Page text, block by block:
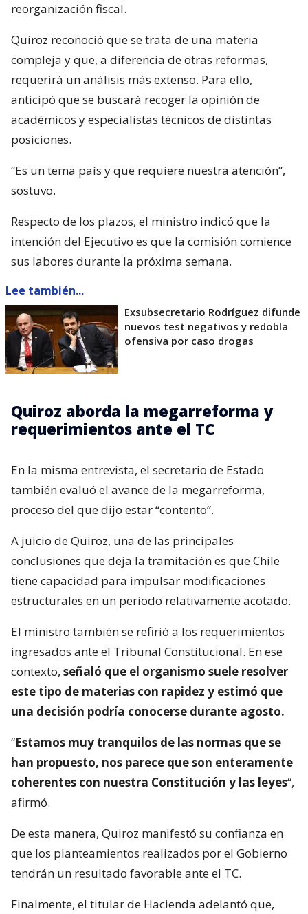
reorganización fiscal.
Quiroz reconoció que se trata de una materia
compleja y que, a diferencia de otras reformas,
requerirá un análisis más extenso. Para ello,
anticipó que se buscará recoger la opinión de
académicos y especialistas técnicos de distintas
posiciones.
“Es un tema país y que requiere nuestra atención”,
sostuvo.
Respecto de los plazos, el ministro indicó que la
intención del Ejecutivo es que la comisión comience
sus labores durante la próxima semana.
Lee también...
Exsubsecretario Rodríguez difunde
nuevos test negativos y redobla
ofensiva por caso drogas
Quiroz aborda la megarreforma y
requerimientos ante el TC
En la misma entrevista, el secretario de Estado
también evaluó el avance de la megarreforma,
proceso del que dijo estar “contento”.
A juicio de Quiroz, una de las principales
conclusiones que deja la tramitación es que Chile
tiene capacidad para impulsar modificaciones
estructurales en un periodo relativamente acotado.
El ministro también se refirió a los requerimientos
ingresados ante el Tribunal Constitucional. En ese
contexto, señaló que el organismo suele resolver
este tipo de materias con rapidez y estimó que
una decisión podría conocerse durante agosto.
“Estamos muy tranquilos de las normas que se
han propuesto, nos parece que son enteramente
coherentes con nuestra Constitución y las leyes“,
afirmó.
De esta manera, Quiroz manifestó su confianza en
que los planteamientos realizados por el Gobierno
tendrán un resultado favorable ante el TC.
Finalmente, el titular de Hacienda adelantó que,